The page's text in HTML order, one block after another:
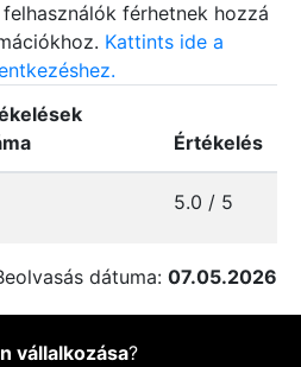
férhetnek hozzá
Kattints ide a
Értékelés
5.0 / 5
dátuma: 07.05.2026
vállalkozása?